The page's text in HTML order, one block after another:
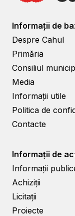
Informații de
Despre Cahul
Primăria
Consiliul
Media
Informații utile
Politica de
Contacte
Informații de
Informații
Achiziții
Licitații
Proiecte